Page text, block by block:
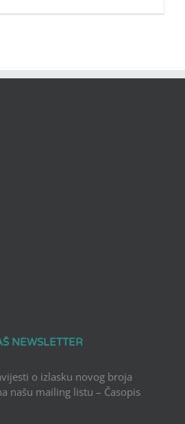
NEWSLETTER
o izlasku novog broja
našu mailing listu – Časopis